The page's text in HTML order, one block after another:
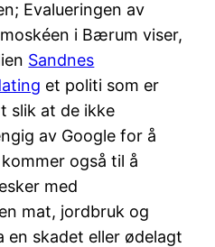
Evalueringen av
i Bærum viser,
Sandnes
et politi som er
slik at de ikke
av Google for å
også til å
med
mat, jordbruk og
en skadet eller ødelagt